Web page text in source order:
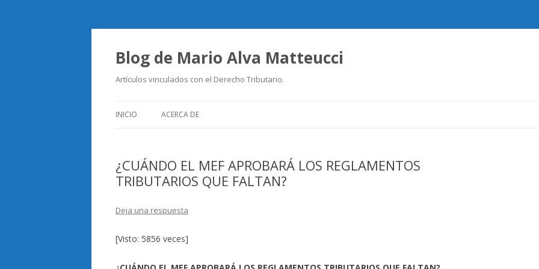
Blog de Mario Alva Matteucci
Artículos vinculados con el Derecho Tributario.
INICIO ACERCA DE
¿CUÁNDO EL MEF APROBARÁ LOS REGLAMENTOS
TRIBUTARIOS QUE FALTAN?
Deja una respuesta
[Visto: 5856 veces]